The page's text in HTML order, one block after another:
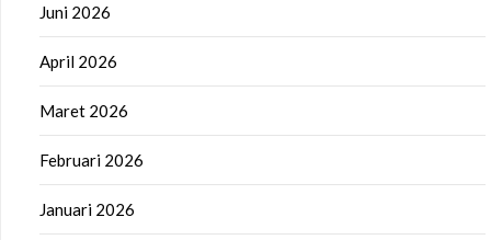
Juni 2026
April 2026
Maret 2026
Februari 2026
Januari 2026